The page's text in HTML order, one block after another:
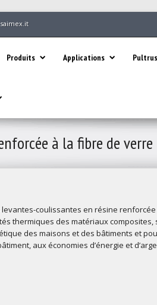
Produits Applications
à la fibre de verre
coulissantes en résine renforcée
thermiques des matériaux composites,
des maisons et des bâtiments et
aux économies d’énergie et